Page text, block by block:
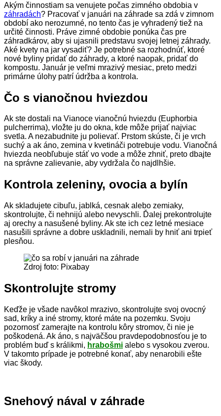
Akým činnostiam sa venujete počas zimného obdobia v
záhradách? Pracovať v januári na záhrade sa zdá v zimnom
období ako nerozumné, no tento čas je vyhradený tiež na
určité činnosti. Práve zimné obdobie ponúka čas pre
záhradkárov, aby si ujasnili predstavu svojej letnej záhrady.
Aké kvety na jar vysadiť? Je potrebné sa rozhodnúť, ktoré
nové byliny pridať do záhrady, a ktoré naopak, pridať do
kompostu. Január je veľmi mrazivý mesiac, preto medzi
primárne úlohy patrí údržba a kontrola.
Čo s vianočnou hviezdou
Ak ste dostali na Vianoce vianočnú hviezdu (Euphorbia
pulcherrima), vložte ju do okna, kde môže prijať najviac
svetla. A nezabudnite ju polievať. Prstom skúste, či je vrch
suchý a ak áno, zemina v kvetináči potrebuje vodu. Vianočná
hviezda neobľubuje stáť vo vode a môže zhniť, preto dbajte
na správne zalievanie, aby vydržala čo najdlhšie.
Kontrola zeleniny, ovocia a bylín
Ak skladujete cibuľu, jablká, cesnak alebo zemiaky,
skontrolujte, či nehnijú alebo nevyschli. Ďalej prekontrolujte
aj orechy a nasušené byliny. Ak ste ich cez letné mesiace
nasušili správne a dobre uskladnili, nemali by hniť ani trpieť
plesňou.
Zdroj foto: Pixabay
Skontrolujte stromy
Keďže je všade navôkol mrazivo, skontrolujte svoj ovocný
sad, kríky a iné stromy, ktoré máte na pozemku. Svoju
pozornosť zamerajte na kontrolu kôry stromov, či nie je
poškodená. Ak áno, s najväčšou pravdepodobnosťou je to
problém buď s králikmi, hrabošmi alebo s vysokou zverou.
V takomto prípade je potrebné konať, aby nenarobili ešte
viac škody.
Snehový nával v záhrade